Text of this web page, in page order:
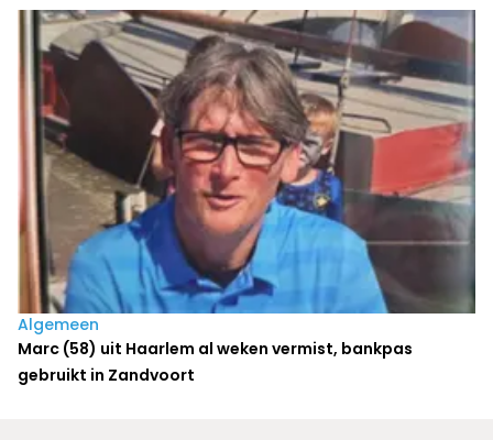
Algemeen
Marc (58) uit Haarlem al weken vermist, bankpas
gebruikt in Zandvoort